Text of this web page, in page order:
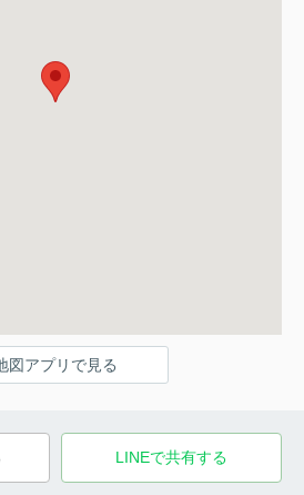
図アプリで見る
LINEで共有する